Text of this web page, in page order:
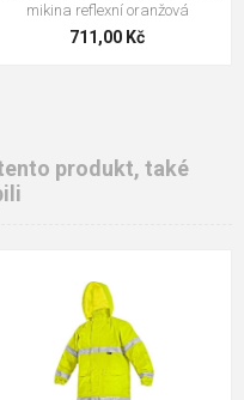
mikina reflexní oranžová
711,00 Kč
produkt, také